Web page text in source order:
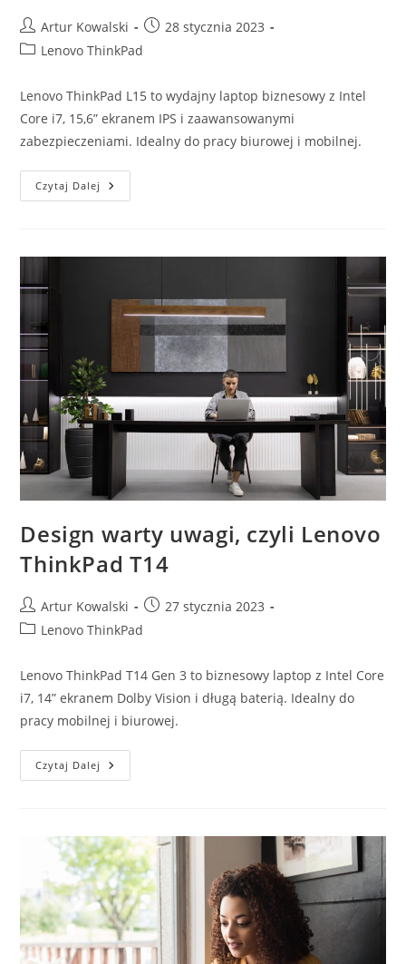
Post
author:
Artur Kowalski
Post28 stycznia 2023
PostLenovo ThinkPad
Lenovo ThinkPad L15 to wydajny laptop biznesowy z Intel
Core i7, 15,6” ekranem IPS i zaawansowanymi
zabezpieczeniami. Idealny do pracy biurowej i mobilnej.
Czytaj Dalej Poznaj
Prawdziwą
L15
Design warty uwagi, czyli Lenovo
ThinkPad T14
Post
author:
Artur Kowalski
Post27 stycznia 2023
PostLenovo ThinkPad
Lenovo ThinkPad T14 Gen 3 to biznesowy laptop z Intel Core
i7, 14” ekranem Dolby Vision i długą baterią. Idealny do
pracy mobilnej i biurowej.
Czytaj Dalej Design
Warty
T14